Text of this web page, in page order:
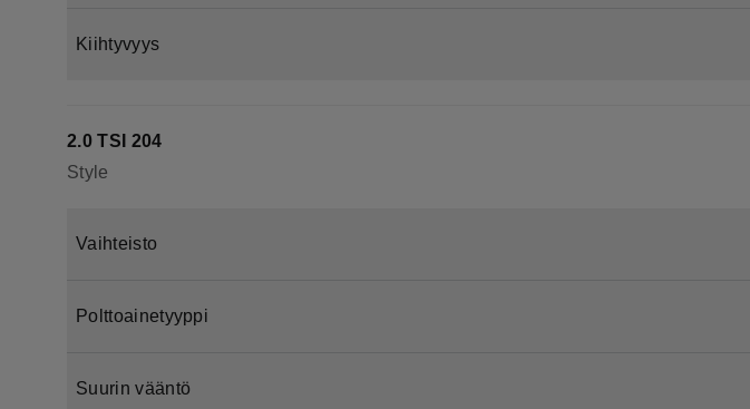
Kiihtyvyys
2.0 TSI 204
Style
Vaihteisto
Polttoainetyyppi
Suurin vääntö